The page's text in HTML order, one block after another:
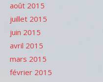
août 2015
juillet 2015
juin 2015
avril 2015
mars 2015
février 2015